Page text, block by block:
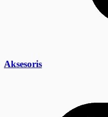
Aksesoris